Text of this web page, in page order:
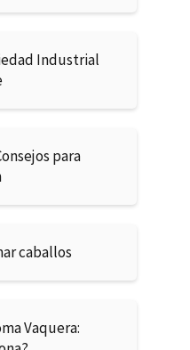
Industrial
para
caballos
Vaquera: